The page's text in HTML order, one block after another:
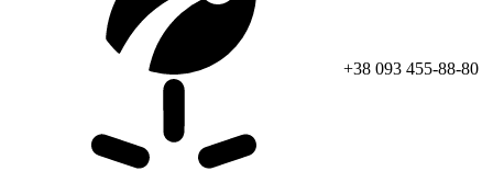
+38 093 455-88-80